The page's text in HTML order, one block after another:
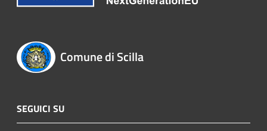
Comune di Scilla
SEGUICI SU